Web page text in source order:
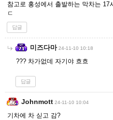
참고로 홍성에서 출발하는 막차는 17
ㄷ
답글
미즈다마 24-11-10 10:18
??? 차가없데 자기야 흐흐
답글
Johnmott 24-11-10 10:04
기차에 차 싣고 감?